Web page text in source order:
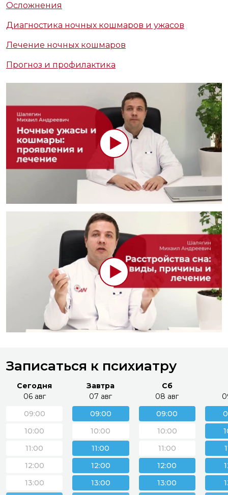
Осложнения
Диагностика ночных кошмаров и ужасов
Лечение ночных кошмаров
Прогноз и профилактика
Записаться к психиатру
Сегодня
06 авг
09:00
10:00
11:00
12:00
13:00
Завтра
07 авг
09:00
10:00
11:00
12:00
13:00
Сб
08 авг
09:00
10:00
11:00
12:00
13:00